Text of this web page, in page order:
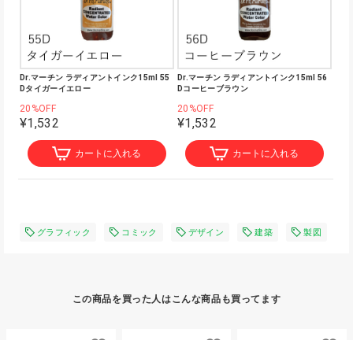
Dr.マーチン ラディアントインク15ml 55
Dタイガーイエロー
20%OFF
¥1,532
カートに入れる
Dr.マーチン ラディアントインク15ml 56
Dコーヒーブラウン
20%OFF
¥1,532
カートに入れる
グラフィック コミック デザイン 建築 製図
この商品を買った人はこんな商品も買ってます